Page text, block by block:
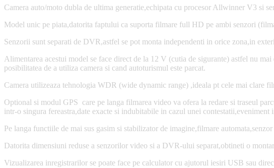
Camera auto/moto dubla de ultima generatie,echipata cu procesor Allwinner V3 si
Model unic pe piata,datorita faptului ca suporta filmare full HD pe ambi senzori
Senzorii sunt separati de DVR,astfel se pot monta independenti in orice zona,in
Alimentarea acestui model se face direct de la 12 V (cutia de sigurante) astfel nu
posibilitatea de a utiliza camera si cand autoturismul este parcat.
Camera utilizeaza tehnologia WDR (wide dynamic range) ,ideala pt cele mai clare
Optional si modul GPS care pe langa filmarea video va ofera la redare si traseul
intr-o singura fereastra,date exacte si indubitabile in cazul unei contestatii,eveniment
Pe langa functiile de mai sus gasim si stabilizator de imagine,filmare
Datorita dimensiuni reduse a senzorilor video si a DVR-ului separat,obtineti o
Vizualizarea inregistrarilor se poate face pe calculator cu ajutorul iesiri USB sau